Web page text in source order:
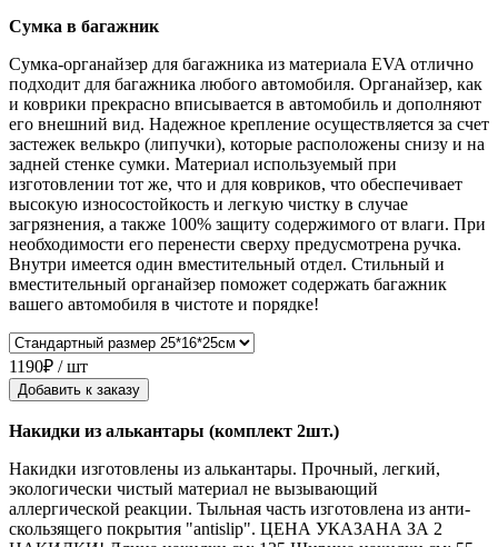
Сумка в багажник
Сумка-органайзер для багажника из материала EVA отлично
подходит для багажника любого автомобиля. Органайзер, как
и коврики прекрасно вписывается в автомобиль и дополняют
его внешний вид. Надежное крепление осуществляется за счет
застежек велькро (липучки), которые расположены снизу и на
задней стенке сумки. Материал используемый при
изготовлении тот же, что и для ковриков, что обеспечивает
высокую износостойкость и легкую чистку в случае
загрязнения, а также 100% защиту содержимого от влаги. При
необходимости его перенести сверху предусмотрена ручка.
Внутри имеется один вместительный отдел. Стильный и
вместительный органайзер поможет содержать багажник
вашего автомобиля в чистоте и порядке!
1190₽ / шт
Добавить к заказу
Накидки из алькантары (комплект 2шт.)
Накидки изготовлены из алькантары. Прочный, легкий,
экологически чистый материал не вызывающий
аллергической реакции. Тыльная часть изготовлена из анти-
скользящего покрытия "antislip". ЦЕНА УКАЗАНА ЗА 2